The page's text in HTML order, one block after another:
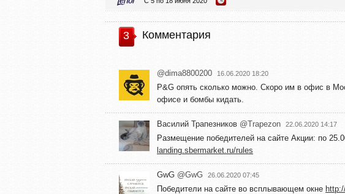
3 Комментария
@dima8800200 16.06.2020 18:20
P&G опять сколько можно. Скоро им в офис в
офисе и бомбы кидать.
Василий Трапезников @Trapezon 22.06.2020 14:17
Размещение победителей на сайте Акции: по
landing.sbermarket.ru/rules
GwG @GwG 26.06.2020 07:45
Победители на сайте во всплывающем окне